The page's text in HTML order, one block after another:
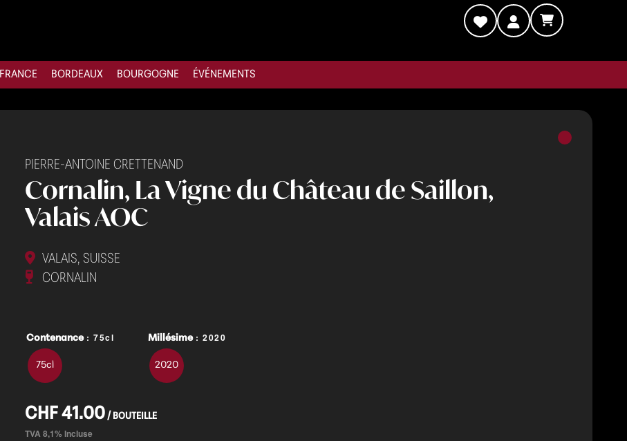
FRANCE BORDEAUX BOURGOGNE ÉVÉNEMENTS
PIERRE-ANTOINE CRETTENAND
Cornalin, La Vigne du Château de Saillon,
Valais AOC
VALAIS, SUISSE
CORNALIN
Contenance : 75cl
75cl
Millésime : 2020
2020
CHF41.00